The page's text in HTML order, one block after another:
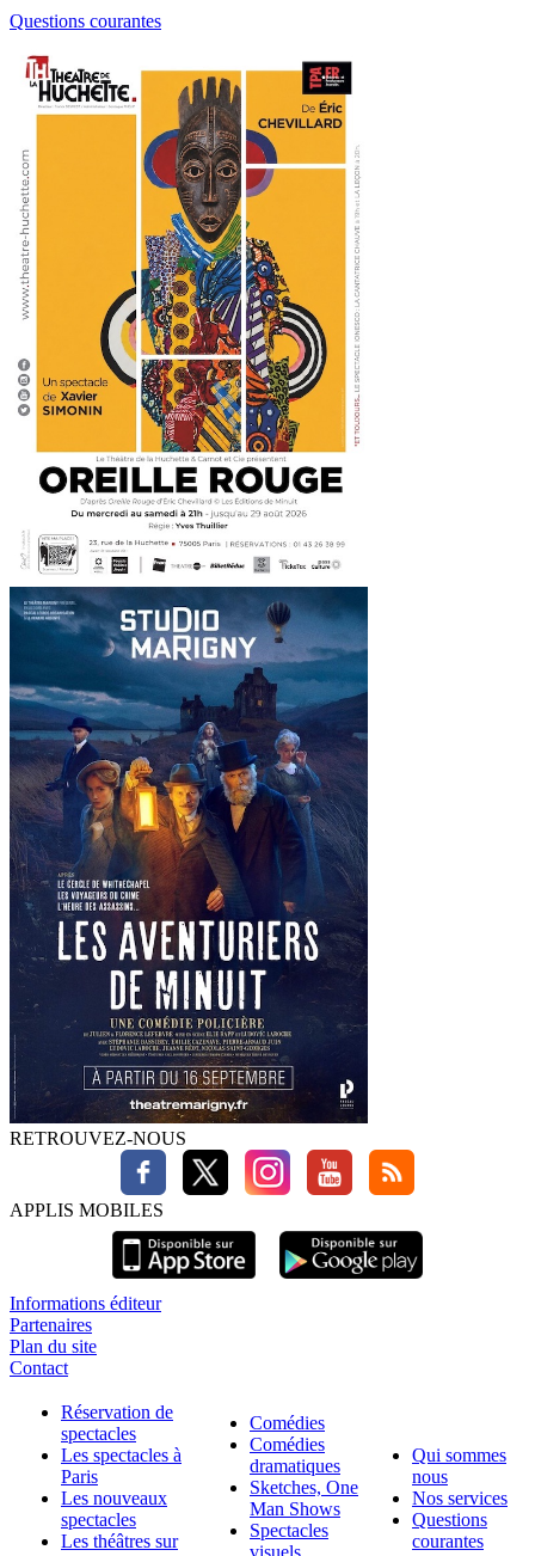
Questions courantes
RETROUVEZ-NOUS
APPLIS MOBILES
Informations éditeur
Partenaires
Plan du site
Contact
Réservation de
spectacles
Les spectacles à
Paris
Les nouveaux
spectacles
Les théâtres sur
Comédies
Comédies
dramatiques
Sketches, One
Man Shows
Spectacles
Qui sommes
nous
Nos services
Questions
courantes